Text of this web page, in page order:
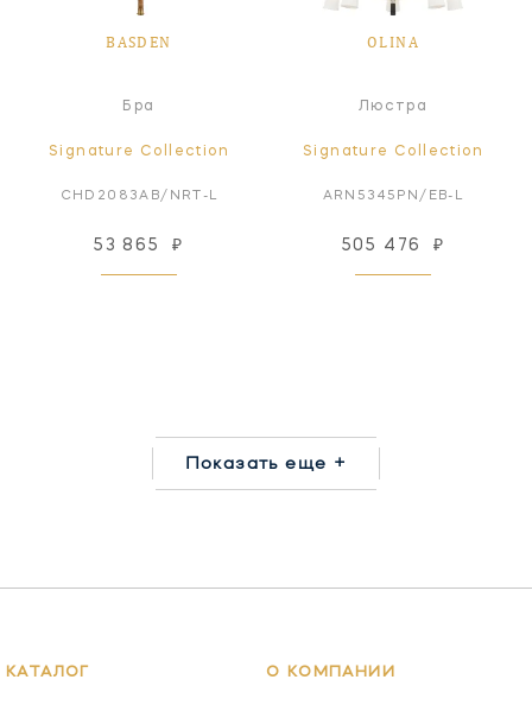
BASDEN
Бра
Signature Collection
CHD2083AB/NRT-L
53 865 ₽
OLINA
Люстра
Signature Collection
ARN5345PN/EB-L
505 476 ₽
Показать еще +
КАТАЛОГ О КОМПАНИИ